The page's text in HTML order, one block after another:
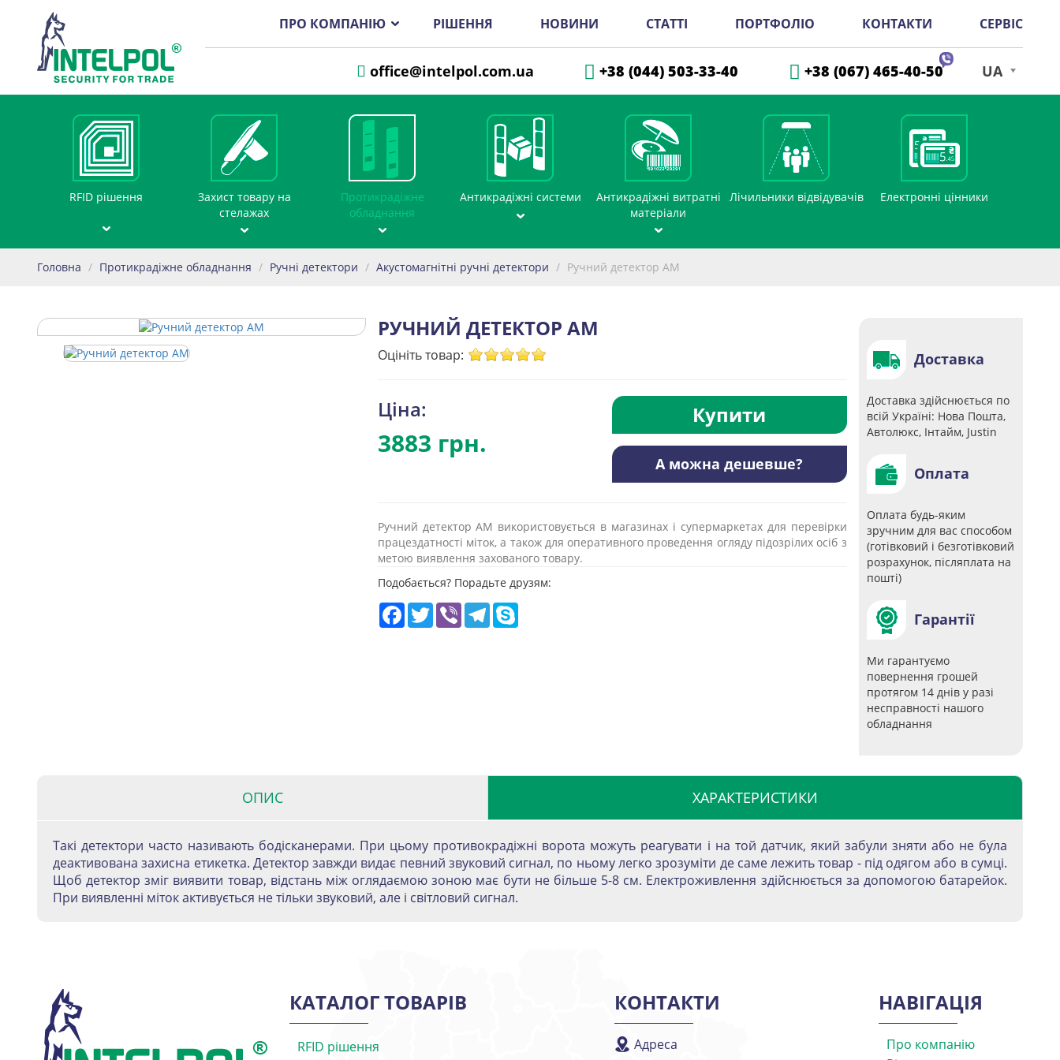
ПРО КОМПАНІЮ РІШЕННЯ НОВИНИ СТАТТІ ПОРТФОЛІО КОНТАКТИ СЕРВІС
office@intelpol.com.ua +38 (044) 503-33-40 +38 (067) 465-40-50 UA
RFID рішення
Захист товару на
стелажах
Протикрадіжне
обладнання
Антикрадіжні системи
Антикрадіжні витратні
матеріали
Лічильники відвідувачів Електронні цінники
Головна / Протикрадіжне обладнання / Ручні детектори / Акустомагнітні ручні детектори / Ручний детектор АМ
РУЧНИЙ ДЕТЕКТОР АМ
Оцініть товар:
Ціна:
3883 грн.
Купити
А можна дешевше?
Ручний детектор АМ використовується в магазинах і супермаркетах для перевірки
працездатності міток, а також для оперативного проведення огляду підозрілих осіб з
метою виявлення захованого товару.
Подобається? Порадьте друзям:
Facebook
TwitterViberTelegram
Skype
Доставка
Доставка здійснюється по
всій Україні: Нова Пошта,
Автолюкс, Інтайм, Justin
Оплата
Оплата будь-яким
зручним для вас способом
(готівковий і безготівковий
розрахунок, післяплата на
пошті)
Гарантії
Ми гарантуємо
повернення грошей
протягом 14 днів у разі
несправності нашого
обладнання
ОПИС ХАРАКТЕРИСТИКИ
Такі детектори часто називають бодісканерами. При цьому противокрадіжні ворота можуть реагувати і на той датчик, який забули зняти або не була
деактивована захисна етикетка. Детектор завжди видає певний звуковий сигнал, по ньому легко зрозуміти де саме лежить товар - під одягом або в сумці.
Щоб детектор зміг виявити товар, відстань між оглядаємою зоною має бути не більше 5-8 см. Електроживлення здійснюється за допомогою батарейок.
При виявленні міток активується не тільки звуковий, але і світловий сигнал.
КАТАЛОГ ТОВАРІВ
RFID рішення
КОНТАКТИ
Адреса
НАВІГАЦІЯ
Про компанію